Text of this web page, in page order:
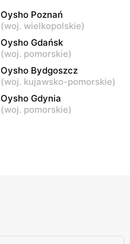
Oysho Poznań
(woj. wielkopolskie)
Oysho Gdańsk
(woj. pomorskie)
Oysho Bydgoszcz
(woj. kujawsko-pomorskie)
Oysho Gdynia
(woj. pomorskie)